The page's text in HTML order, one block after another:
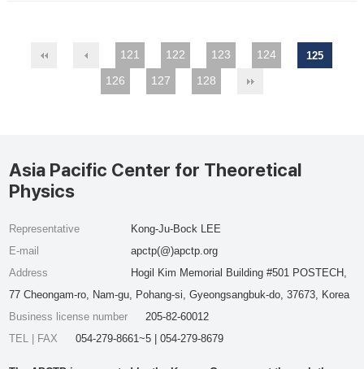
121 122 123 124 125
126 127 128
Asia Pacific Center for Theoretical
Physics
Representative
Kong-Ju-Bock LEE
E-mail
apctp(@)apctp.org
Address
Hogil Kim Memorial Building #501 POSTECH,
77 Cheongam-ro, Nam-gu, Pohang-si, Gyeongsangbuk-do, 37673, Korea
Business license number
205-82-60012
TEL | FAX
054-279-8661~5 | 054-279-8679